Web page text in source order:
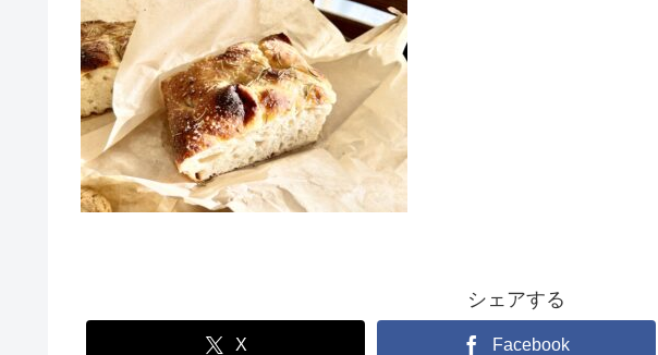
シェアする
X Facebook